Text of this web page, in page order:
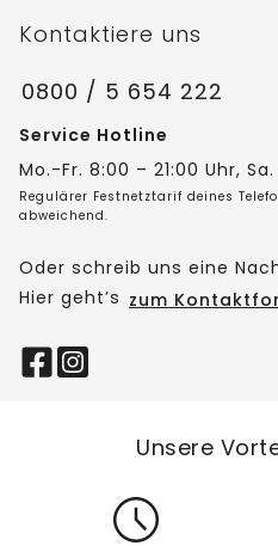
Kontaktiere uns
0800 / 5 654 222
Service Hotline
Mo.-Fr. 8:00 – 21:00 Uhr,
Regulärer Festnetztarif deines
abweichend.
Oder schreib uns eine
Hier geht’s zum
Unsere